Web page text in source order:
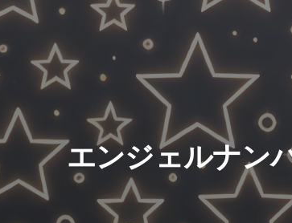
エンジェルナン